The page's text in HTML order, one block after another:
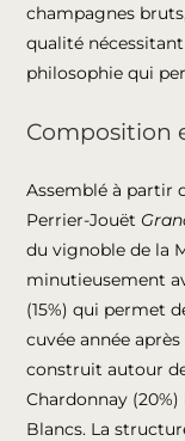
champagnes
qualité
philosophie qui
Composition
Assemblé à partir
Perrier-Jouët
du vignoble de la
minutieusement
(15%) qui permet
cuvée année
construit autour
Chardonnay
Blancs. La